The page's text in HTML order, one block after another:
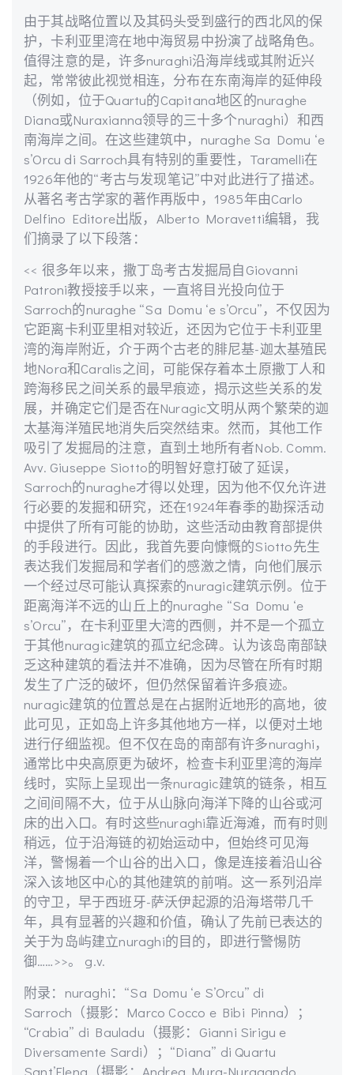
由于其战略位置以及其码头受到盛行的西北风的保
护，卡利亚里湾在地中海贸易中扮演了战略角色。
值得注意的是，许多nuraghi沿海岸线或其附近兴
起，常常彼此视觉相连，分布在东南海岸的延伸段
（例如，位于Quartu的Capitana地区的nuraghe
Diana或Nuraxianna领导的三十多个nuraghi）和西
南海岸之间。在这些建筑中，nuraghe Sa Domu ‘e
s’Orcu di Sarroch具有特别的重要性，Taramelli在
1926年他的“考古与发现笔记”中对此进行了描述。
从著名考古学家的著作再版中，1985年由Carlo
Delfino Editore出版，Alberto Moravetti编辑，我
们摘录了以下段落：
<< 很多年以来，撒丁岛考古发掘局自Giovanni
Patroni教授接手以来，一直将目光投向位于
Sarroch的nuraghe “Sa Domu ‘e s’Orcu”，不仅因为
它距离卡利亚里相对较近，还因为它位于卡利亚里
湾的海岸附近，介于两个古老的腓尼基-迦太基殖民
地Nora和Caralis之间，可能保存着本土原撒丁人和
跨海移民之间关系的最早痕迹，揭示这些关系的发
展，并确定它们是否在Nuragic文明从两个繁荣的迦
太基海洋殖民地消失后突然结束。然而，其他工作
吸引了发掘局的注意，直到土地所有者Nob. Comm.
Avv. Giuseppe Siotto的明智好意打破了延误，
Sarroch的nuraghe才得以处理，因为他不仅允许进
行必要的发掘和研究，还在1924年春季的勘探活动
中提供了所有可能的协助，这些活动由教育部提供
的手段进行。因此，我首先要向慷慨的Siotto先生
表达我们发掘局和学者们的感激之情，向他们展示
一个经过尽可能认真探索的nuragic建筑示例。位于
距离海洋不远的山丘上的nuraghe “Sa Domu ‘e
s’Orcu”，在卡利亚里大湾的西侧，并不是一个孤立
于其他nuragic建筑的孤立纪念碑。认为该岛南部缺
乏这种建筑的看法并不准确，因为尽管在所有时期
发生了广泛的破坏，但仍然保留着许多痕迹。
nuragic建筑的位置总是在占据附近地形的高地，彼
此可见，正如岛上许多其他地方一样，以便对土地
进行仔细监视。但不仅在岛的南部有许多nuraghi，
通常比中央高原更为破坏，检查卡利亚里湾的海岸
线时，实际上呈现出一条nuragic建筑的链条，相互
之间间隔不大，位于从山脉向海洋下降的山谷或河
床的出入口。有时这些nuraghi靠近海滩，而有时则
稍远，位于沿海链的初始运动中，但始终可见海
洋，警惕着一个山谷的出入口，像是连接着沿山谷
深入该地区中心的其他建筑的前哨。这一系列沿岸
的守卫，早于西班牙-萨沃伊起源的沿海塔带几千
年，具有显著的兴趣和价值，确认了先前已表达的
关于为岛屿建立nuraghi的目的，即进行警惕防
御……>>。 g.v.
附录：nuraghi：“Sa Domu ‘e S’Orcu” di
Sarroch（摄影：Marco Cocco e Bibi Pinna）；
“Crabia” di Bauladu（摄影：Gianni Sirigu e
Diversamente Sardi）；“Diana” di Quartu